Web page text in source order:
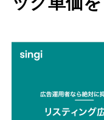
事例
シンギ
資料ダウン